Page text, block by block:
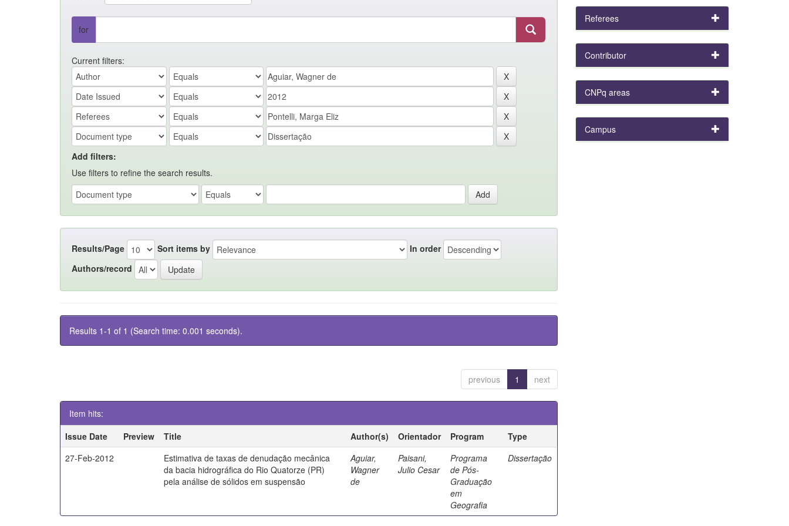
for
Current filters:
Add filters:
Use filters to refine the search results.
Results/Page Sort items by
In order
Authors/record
Results 1-1 of 1 (Search time: 0.001 seconds).
previous 1 next
Item hits:
Issue Date
Preview Title Author(s) Orientador Program
Type
27-Feb-2012
Estimativa de taxas de denudação mecânica
da bacia hidrográfica do Rio Quatorze (PR)
pela análise de sólidos em suspensão
Aguiar,
Wagner
de
Paisani,
Julio Cesar
Programa
de Pós-
Graduação
em
Geografia
Dissertação
Referees
Contributor
CNPq areas
Campus